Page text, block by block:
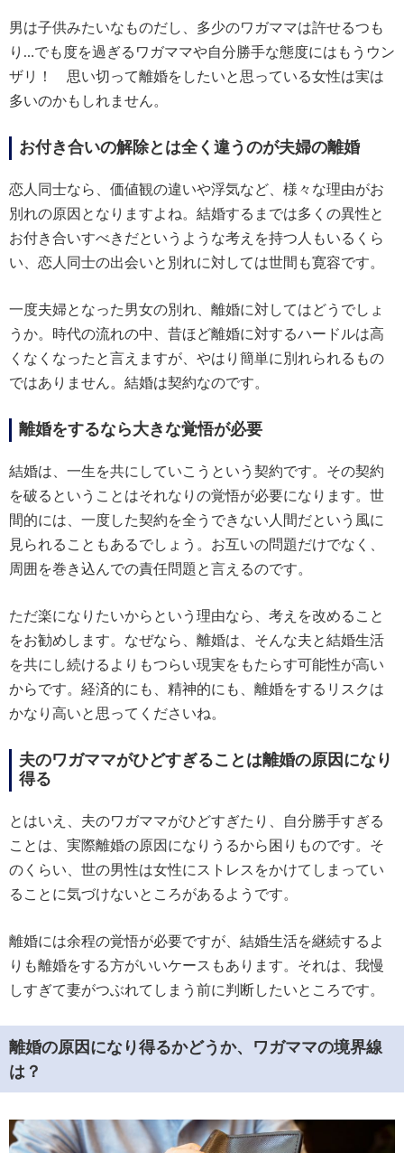
男は子供みたいなものだし、多少のワガママは許せるつも
り…でも度を過ぎるワガママや自分勝手な態度にはもうウン
ザリ！ 思い切って離婚をしたいと思っている女性は実は
多いのかもしれません。
お付き合いの解除とは全く違うのが夫婦の離婚
恋人同士なら、価値観の違いや浮気など、様々な理由がお
別れの原因となりますよね。結婚するまでは多くの異性と
お付き合いすべきだというような考えを持つ人もいるくら
い、恋人同士の出会いと別れに対しては世間も寛容です。
一度夫婦となった男女の別れ、離婚に対してはどうでしょ
うか。時代の流れの中、昔ほど離婚に対するハードルは高
くなくなったと言えますが、やはり簡単に別れられるもの
ではありません。結婚は契約なのです。
離婚をするなら大きな覚悟が必要
結婚は、一生を共にしていこうという契約です。その契約
を破るということはそれなりの覚悟が必要になります。世
間的には、一度した契約を全うできない人間だという風に
見られることもあるでしょう。お互いの問題だけでなく、
周囲を巻き込んでの責任問題と言えるのです。
ただ楽になりたいからという理由なら、考えを改めること
をお勧めします。なぜなら、離婚は、そんな夫と結婚生活
を共にし続けるよりもつらい現実をもたらす可能性が高い
からです。経済的にも、精神的にも、離婚をするリスクは
かなり高いと思ってくださいね。
夫のワガママがひどすぎることは離婚の原因になり
得る
とはいえ、夫のワガママがひどすぎたり、自分勝手すぎる
ことは、実際離婚の原因になりうるから困りものです。そ
のくらい、世の男性は女性にストレスをかけてしまってい
ることに気づけないところがあるようです。
離婚には余程の覚悟が必要ですが、結婚生活を継続するよ
りも離婚をする方がいいケースもあります。それは、我慢
しすぎて妻がつぶれてしまう前に判断したいところです。
離婚の原因になり得るかどうか、ワガママの境界線
は？